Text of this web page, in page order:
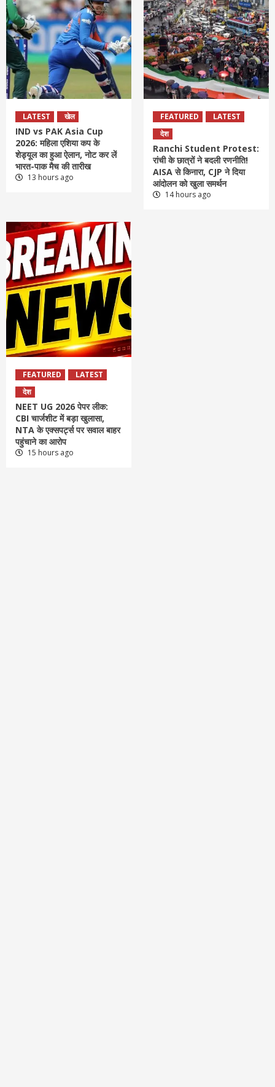
LATEST खेल
IND vs PAK Asia Cup
2026: महिला एशिया कप के
शेड्यूल का हुआ ऐलान, नोट कर लें
भारत-पाक मैच की तारीख
13 hours ago
FEATURED
LATEST
देश
Ranchi Student Protest:
रांची के छात्रों ने बदली रणनीति!
AISA से किनारा, CJP ने दिया
आंदोलन को खुला समर्थन
14 hours ago
FEATURED
LATEST
देश
NEET UG 2026 पेपर लीक:
CBI चार्जशीट में बड़ा खुलासा,
NTA के एक्सपर्ट्स पर सवाल बाहर
पहुंचाने का आरोप
15 hours ago